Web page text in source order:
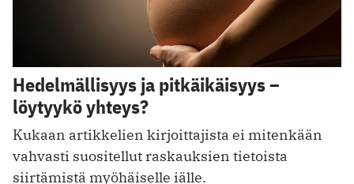
Hedelmällisyys ja pitkäikäisyys –
löytyykö yhteys?
Kukaan artikkelien kirjoittajista ei mitenkään
vahvasti suositellut raskauksien tietoista
siirtämistä myöhäiselle iälle.